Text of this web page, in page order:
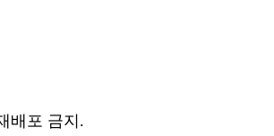
배포 금지.